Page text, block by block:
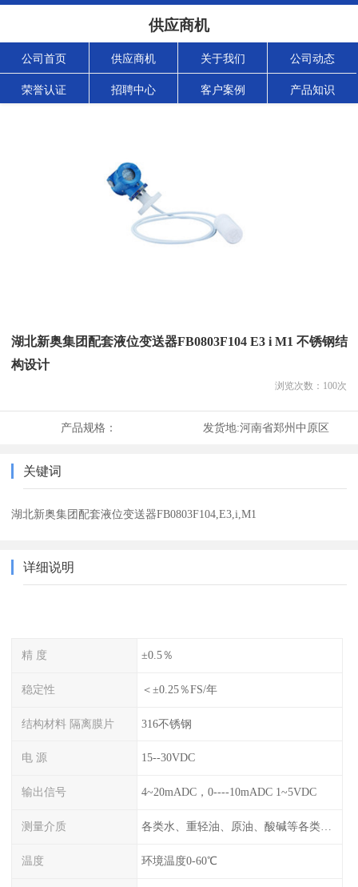
供应商机
公司首页 供应商机 关于我们 公司动态
荣誉认证 招聘中心 客户案例 产品知识
湖北新奥集团配套液位变送器FB0803F104 E3 i M1 不锈钢结
构设计
浏览次数： 100次
产品规格： 发货地:河南省郑州中原区
关键词
湖北新奥集团配套液位变送器FB0803F104,E3,i,M1
详细说明
精 度 ±0.5％
稳定性 ＜±0.25％FS/年
结构材料 隔离膜片 316不锈钢
电 源 15--30VDC
输出信号 4~20mADC，0----10mADC 1~5VDC
测量介质 各类水、重轻油、原油、酸碱等各类腐蚀液
温度 环境温度0-60℃